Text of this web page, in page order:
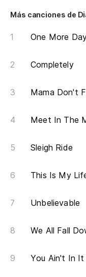
Más canciones de
One More
Completely
Mama Don't
Meet In The
Sleigh Ride
This Is My
Unbelievable
We All Fall
You Ain't In It